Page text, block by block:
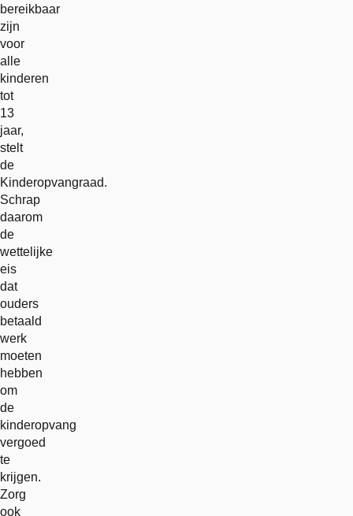
bereikbaar
zijn
voor
alle
kinderen
tot
13
jaar,
stelt
de
Kinderopvangraad.
Schrap
daarom
de
wettelijke
eis
dat
ouders
betaald
werk
moeten
hebben
om
de
kinderopvang
vergoed
te
krijgen.
Zorg
ook